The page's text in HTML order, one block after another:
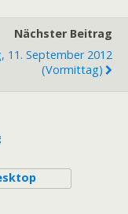
Nächster Beitrag
11. September 2012
(Vormittag)